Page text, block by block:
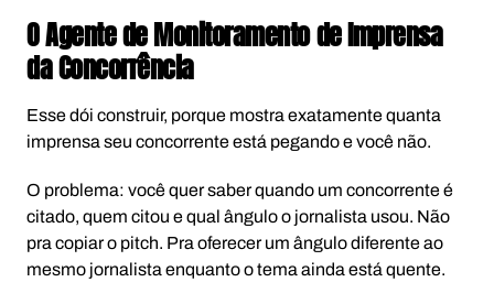
O Agente de Monitoramento de Imprensa
da Concorrência
Esse dói construir, porque mostra exatamente quanta
imprensa seu concorrente está pegando e você não.
O problema: você quer saber quando um concorrente é
citado, quem citou e qual ângulo o jornalista usou. Não
pra copiar o pitch. Pra oferecer um ângulo diferente ao
mesmo jornalista enquanto o tema ainda está quente.